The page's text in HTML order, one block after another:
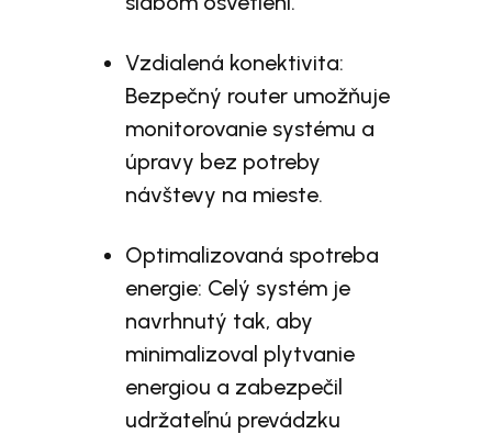
Vzdialená konektivita:
Bezpečný router umožňuje
monitorovanie systému a
úpravy bez potreby
návštevy na mieste.
Optimalizovaná spotreba
energie: Celý systém je
navrhnutý tak, aby
minimalizoval plytvanie
energiou a zabezpečil
udržateľnú prevádzku